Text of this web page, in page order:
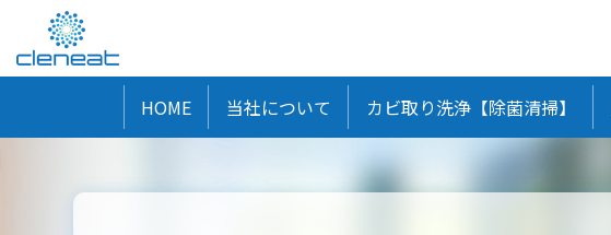
HOME 当社について カビ取り洗浄【除菌清掃】